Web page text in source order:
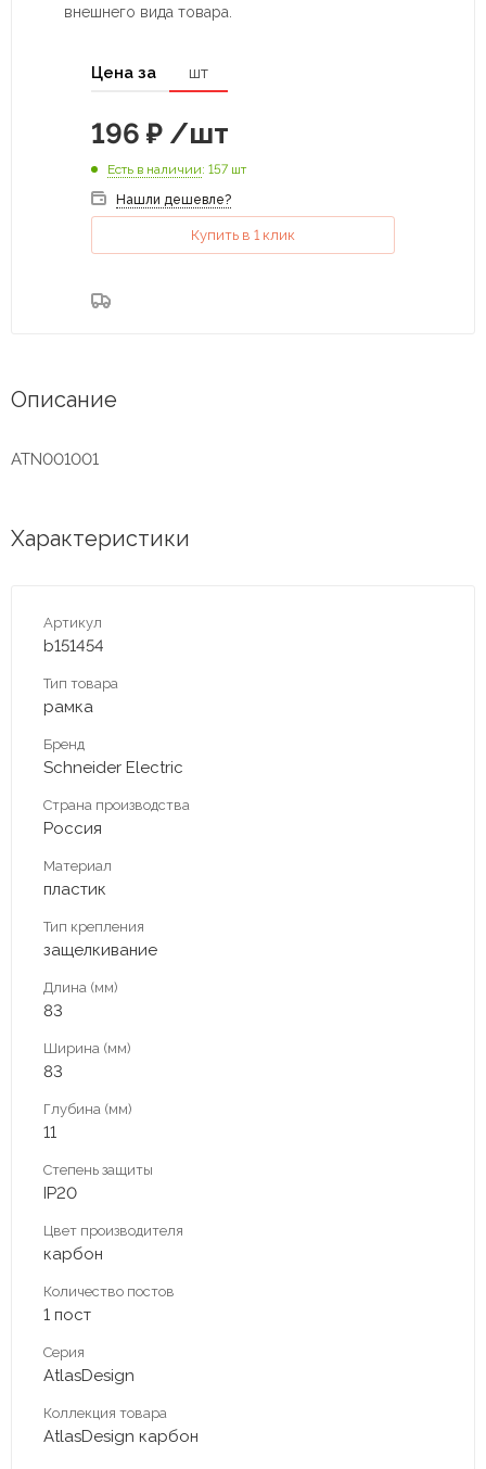
внешнего вида товара.
Цена за шт
196 ₽ /шт
Есть в наличии: 157 шт
Нашли дешевле?
Купить в 1 клик
Описание
ATN001001
Характеристики
Артикул
b151454
Тип товара
рамка
Бренд
Schneider Electric
Страна производства
Россия
Материал
пластик
Тип крепления
защелкивание
Длина (мм)
83
Ширина (мм)
83
Глубина (мм)
11
Степень защиты
IP20
Цвет производителя
карбон
Количество постов
1 пост
Серия
AtlasDesign
Коллекция товара
AtlasDesign карбон